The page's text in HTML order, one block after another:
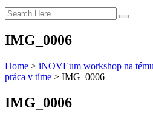
IMG_0006
Home > iNOVEum workshop na
práca v tíme > IMG_0006
IMG_0006